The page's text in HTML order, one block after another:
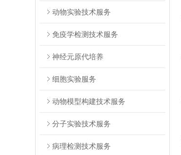
动物实验技术服务
免疫学检测技术服务
神经元原代培养
细胞实验服务
动物模型构建技术服务
分子实验技术服务
病理检测技术服务